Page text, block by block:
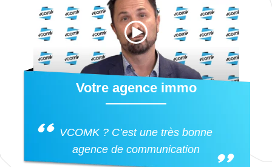
Votre agence immo
VCOMK ? C’est une très bonne
agence de communication